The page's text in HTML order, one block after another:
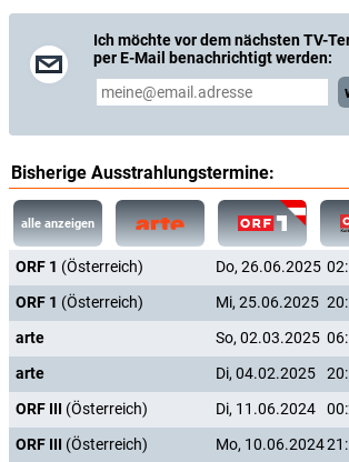
Ich möchte vor dem nächsten TV-
per E-Mail benachrichtigt werden:
Bisherige Ausstrahlungstermine:
alle anzeigen
ORF 1 (Österreich) Do, 26.06.2025
ORF 1 (Österreich) Mi, 25.06.2025
arte
So, 02.03.2025
arte
Di, 04.02.2025
ORF III (Österreich) Di, 11.06.2024
ORF III (Österreich) Mo, 10.06.2024